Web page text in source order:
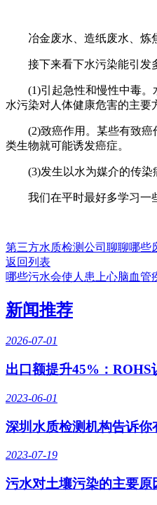
冶金废水、造纸废水、炼焦
接下来看下水污染能引发
(1)引起急性和慢性中毒。水
水污染对人体健康危害的主要
(2)致癌作用。某些有致癌作
类生物就可能诱发癌症。
(3)发生以水为媒介的传染病
我们在平时最好多学习一
第三方水质检测公司聊聊哪些
返回列表
哪些污水会使人患上心脑血管
新闻推荐
2026-07-01
出口额提升45%：ROHS
2023-06-01
深圳水质检测机构告诉
2023-07-19
污水对土壤污染的主要